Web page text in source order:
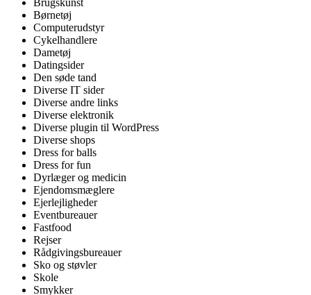
Brugskunst
Børnetøj
Computerudstyr
Cykelhandlere
Dametøj
Datingsider
Den søde tand
Diverse IT sider
Diverse andre links
Diverse elektronik
Diverse plugin til WordPress
Diverse shops
Dress for balls
Dress for fun
Dyrlæger og medicin
Ejendomsmæglere
Ejerlejligheder
Eventbureauer
Fastfood
Rejser
Rådgivingsbureauer
Sko og støvler
Skole
Smykker